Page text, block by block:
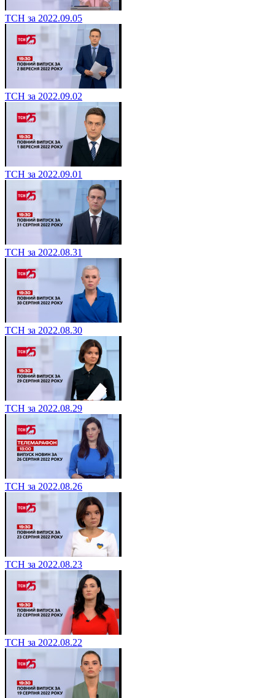
ТСН за 2022.09.05
ТСН за 2022.09.02
ТСН за 2022.09.01
ТСН за 2022.08.31
ТСН за 2022.08.30
ТСН за 2022.08.29
ТСН за 2022.08.26
ТСН за 2022.08.23
ТСН за 2022.08.22